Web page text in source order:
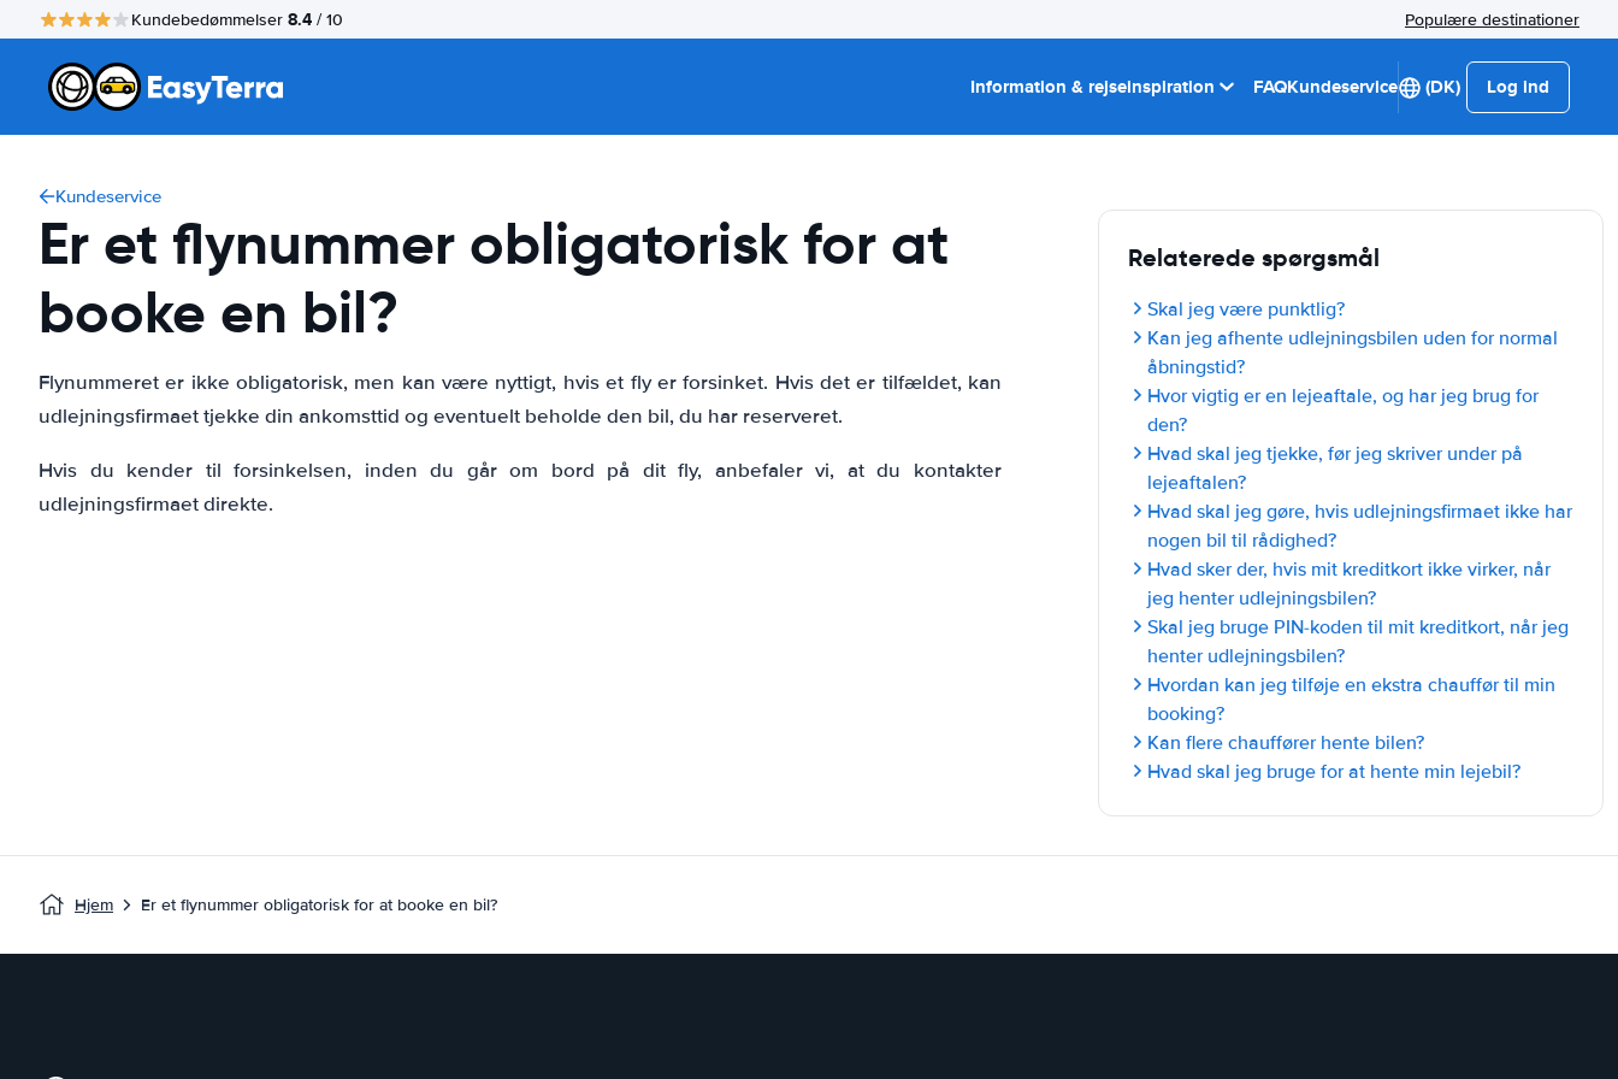
Kundebedømmelser 8.4 / 10 Populære destinationer
Information & rejseinspiration FAQKundeservice (DK) Log ind
Kundeservice
Er et flynummer obligatorisk for at
booke en bil?
Flynummeret er ikke obligatorisk, men kan være nyttigt, hvis et fly er forsinket. Hvis det er tilfældet, kan
udlejningsfirmaet tjekke din ankomsttid og eventuelt beholde den bil, du har reserveret.
Hvis du kender til forsinkelsen, inden du går om bord på dit fly, anbefaler vi, at du kontakter
udlejningsfirmaet direkte.
Relaterede spørgsmål
Skal jeg være punktlig?
Kan jeg afhente udlejningsbilen uden for normal
åbningstid?
Hvor vigtig er en lejeaftale, og har jeg brug for
den?
Hvad skal jeg tjekke, før jeg skriver under på
lejeaftalen?
Hvad skal jeg gøre, hvis udlejningsfirmaet ikke har
nogen bil til rådighed?
Hvad sker der, hvis mit kreditkort ikke virker, når
jeg henter udlejningsbilen?
Skal jeg bruge PIN-koden til mit kreditkort, når jeg
henter udlejningsbilen?
Hvordan kan jeg tilføje en ekstra chauffør til min
booking?
Kan flere chauffører hente bilen?
Hvad skal jeg bruge for at hente min lejebil?
Hjem Er et flynummer obligatorisk for at booke en bil?